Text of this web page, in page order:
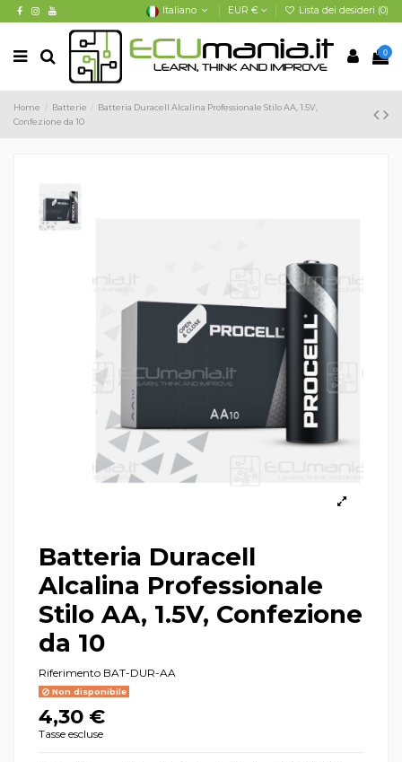
Italiano EUR € Lista dei desideri (0)
0
Home Batterie
Batteria Duracell Alcalina Professionale Stilo AA, 1.5V,
Confezione da 10
Batteria Duracell
Alcalina Professionale
Stilo AA, 1.5V, Confezione
da 10
Riferimento BAT-DUR-AA
Non disponibile
4,30 €
Tasse escluse